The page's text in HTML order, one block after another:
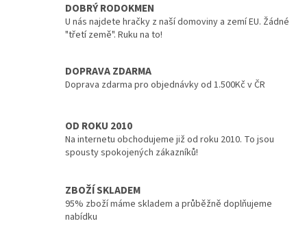
DOBRÝ RODOKMEN
U nás najdete hračky z naší domoviny a zemí EU. Žádné
"třetí země". Ruku na to!
DOPRAVA ZDARMA
Doprava zdarma pro objednávky od 1.500Kč v ČR
OD ROKU 2010
Na internetu obchodujeme již od roku 2010. To jsou
spousty spokojených zákazníků!
ZBOŽÍ SKLADEM
95% zboží máme skladem a průběžně doplňujeme
nabídku